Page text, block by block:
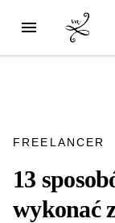
FREELANCER
13
wykonać